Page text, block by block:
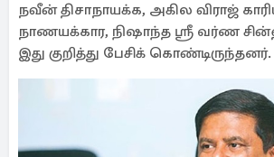
நவீன் திசாநாயக்க, அகில விராஜ்
நாணயக்கார, நிஷாந்த ஸ்ரீ வர்ண
இது குறித்து பேசிக் கொண்டிருந்தனர்.